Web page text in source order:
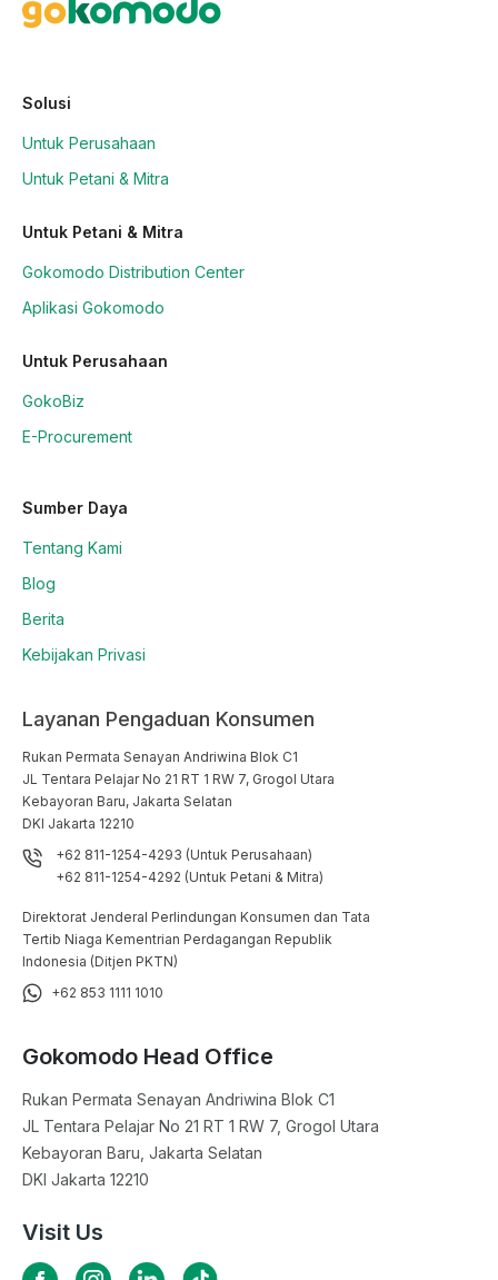
Solusi
Untuk Perusahaan
Untuk Petani & Mitra
Untuk Petani & Mitra
Gokomodo Distribution Center
Aplikasi Gokomodo
Untuk Perusahaan
GokoBiz
E-Procurement
Sumber Daya
Tentang Kami
Blog
Berita
Kebijakan Privasi
Layanan Pengaduan Konsumen
Rukan Permata Senayan Andriwina Blok C1
JL Tentara Pelajar No 21 RT 1 RW 7, Grogol Utara
Kebayoran Baru, Jakarta Selatan
DKI Jakarta 12210
+62 811-1254-4293 (Untuk Perusahaan)
+62 811-1254-4292 (Untuk Petani & Mitra)
Direktorat Jenderal Perlindungan Konsumen dan Tata
Tertib Niaga Kementrian Perdagangan Republik
Indonesia (Ditjen PKTN)
+62 853 1111 1010
Gokomodo Head Office
Rukan Permata Senayan Andriwina Blok C1
JL Tentara Pelajar No 21 RT 1 RW 7, Grogol Utara
Kebayoran Baru, Jakarta Selatan
DKI Jakarta 12210
Visit Us